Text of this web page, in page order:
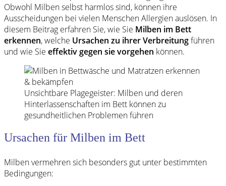
Obwohl Milben selbst harmlos sind, können ihre
Ausscheidungen bei vielen Menschen Allergien auslösen. In
diesem Beitrag erfahren Sie, wie Sie Milben im Bett
erkennen, welche Ursachen zu ihrer Verbreitungführen
und wie Sie effektiv gegen sie vorgehen können.
Unsichtbare Plagegeister: Milben und deren
Hinterlassenschaften im Bett können zu
gesundheitlichen Problemen führen
Ursachen für Milben im Bett
Milben vermehren sich besonders gut unter bestimmten
Bedingungen: